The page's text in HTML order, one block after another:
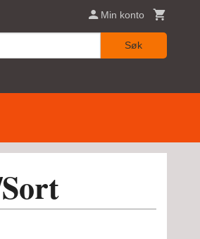
Min konto
Søk